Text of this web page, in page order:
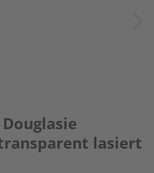
lasiert